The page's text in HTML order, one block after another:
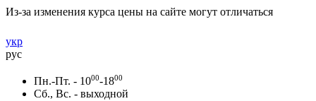
Из-за изменения курса цены на сайте могут отличаться
укр
рус
Пн.-Пт. - 1000-1800
Сб., Вс. - выходной